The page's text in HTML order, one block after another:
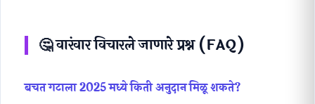
🤔 वारंवार विचारले जाणारे प्रश्न (FAQ)
बचत गटाला 2025 मध्ये किती अनुदान मिळू शकते?